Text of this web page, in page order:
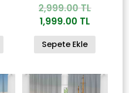
TL.
2,999.00TLOrijinal
1,999.00 TL
andaki
Sepete Ekle